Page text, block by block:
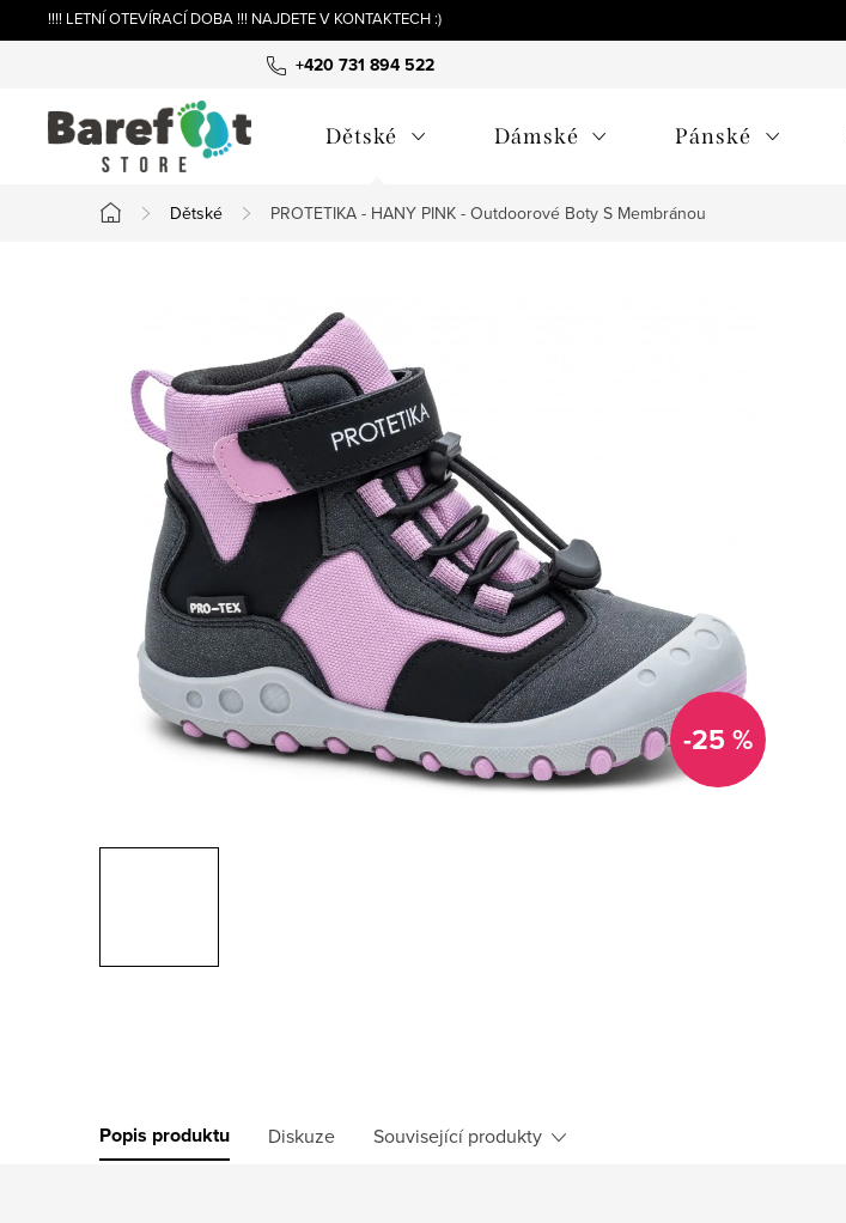
na
!!!! LETNÍ OTEVÍRACÍ DOBA !!! NAJDETE V KONTAKTECH :)
+420 731 894 522
Dětské Dámské Pánské
Domů
Dětské PROTETIKA - HANY PINK - Outdoorové Boty S Membránou
-25 %
Popis produktu Diskuze Související produkty